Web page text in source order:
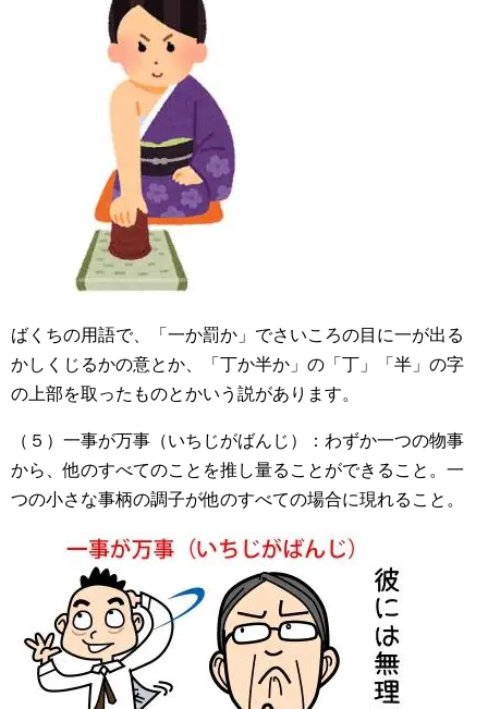
ばくちの用語で、「一か罰か」でさいころの目に一が出る
かしくじるかの意とか、「丁か半か」の「丁」「半」の字
の上部を取ったものとかいう説があります。
（５）一事が万事（いちじがばんじ）：わずか一つの物事
から、他のすべてのことを推し量ることができること。一
つの小さな事柄の調子が他のすべての場合に現れること。